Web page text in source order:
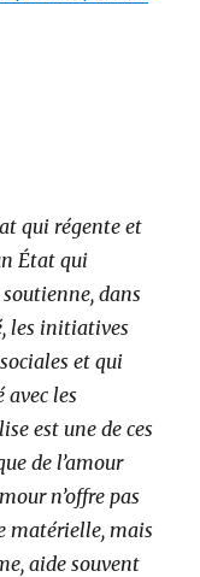
qui régente et
État qui
dans
les initiatives
et qui
les
est une de ces
de l’amour
n’offre pas
matérielle, mais
aide souvent